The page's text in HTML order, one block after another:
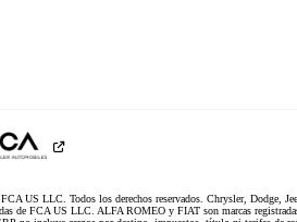
US LLC. Todos los derechos reservados. Chrysler, Dodge,
de FCA US LLC. ALFA ROMEO y FIAT son marcas